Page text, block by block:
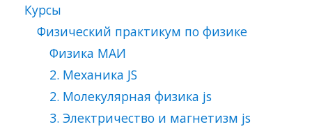
Курсы
Физический практикум по физике
Физика МАИ
2. Механика JS
2. Молекулярная физика js
3. Электричество и магнетизм js